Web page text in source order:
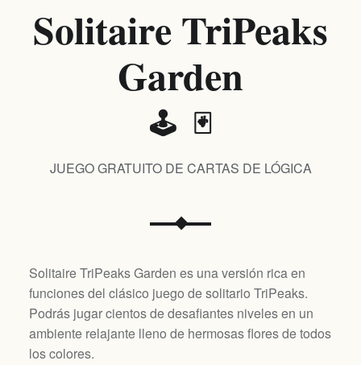
Solitaire TriPeaks
Garden
🕹️ 🃏
JUEGO GRATUITO DE CARTAS DE LÓGICA
Solitaire TriPeaks Garden es una versión rica en
funciones del clásico juego de solitario TriPeaks.
Podrás jugar cientos de desafiantes niveles en un
ambiente relajante lleno de hermosas flores de todos
los colores.